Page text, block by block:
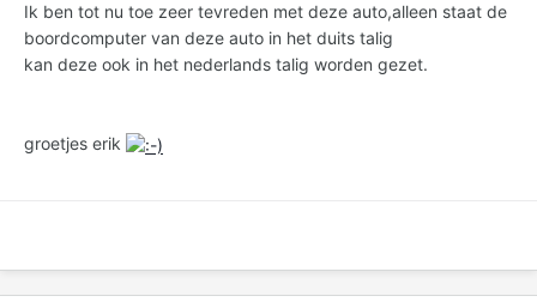
Ik ben tot nu toe zeer tevreden met deze auto,alleen staat de
boordcomputer van deze auto in het duits talig
kan deze ook in het nederlands talig worden gezet.
groetjes erik